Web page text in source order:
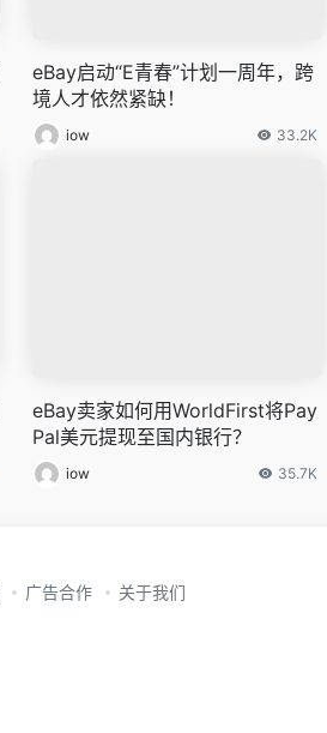
eBay启动“E青春”计划一周年，跨
境人才依然紧缺！
iow 33.2K
eBay卖家如何用WorldFirst将Pay
Pal美元提现至国内银行？
iow 35.7K
广告合作 关于我们